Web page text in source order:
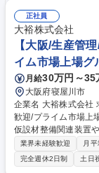
２年間で自走いただ
も行って頂く可能性
適な管理計画設計が
けではなく、現場経
を回し計画精度を追求頂きたいです。
00％出資～リニュー
正社員
大裕株式会社
【大阪/生産管
イム市場上場グ
月給30万円～35
大阪府寝屋川市
企業名 大裕株式会社 求人名 【大阪/生産管理/仮設材整備機械】★ベテラン
歓迎/プライム市場上場グループ 仕事の内容 ■国
仮設材整備関連装置
■購買事務、製造部
応じた裁量をお任せします。 ■資材調達から製造工程の
な完成品の動作確認
業界未経験歓迎 月
完全週休2日制
土日